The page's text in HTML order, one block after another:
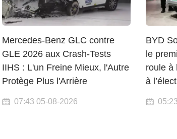
Mercedes-Benz GLC contre
GLE 2026 aux Crash-Tests
IIHS : L'un Freine Mieux, l'Autre
Protège Plus l'Arrière
07:43 05-08-2026
BYD
le
roule à
à